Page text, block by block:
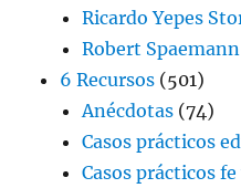
Ricardo Yepes
Robert Spaemann
6 Recursos (501)
Anécdotas (74)
Casos prácticos
Casos prácticos